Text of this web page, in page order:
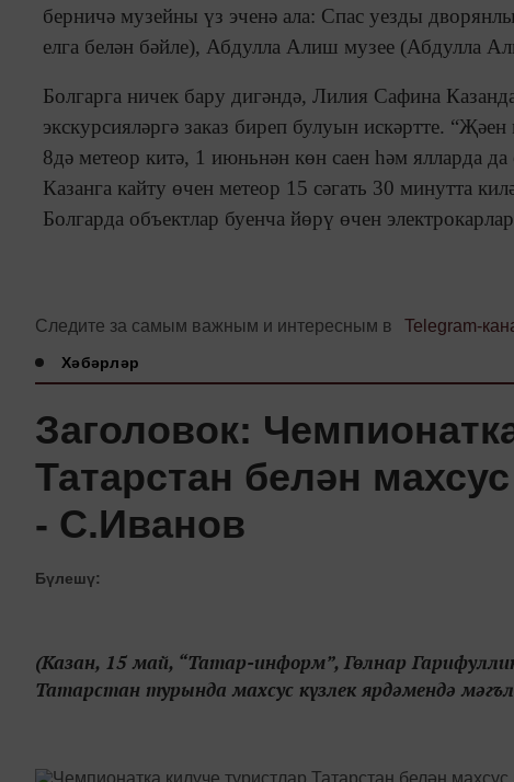
берничә музейны үз эченә ала: Спас уезды
елга белән бәйле), Абдулла Алиш музее (Абдулла
Болгарга ничек бару дигәндә, Лилия Сафина
экскурсияләргә заказ биреп булуын искәртте.
8дә метеор китә, 1 июньнән көн саен һәм ялларда да
Казанга кайту өчен метеор 15 сәгать 30 минутта
Болгарда объектлар буенча йөрү өчен
Следите за самым важным и интересным в Telegram-
Хәбәрләр
Заголовок:
Татарстан белән
- С.Иванов
Бүлешү:
(Казан, 15 май, “Татар-информ”, Гөлнар
Татарстан турында махсус күзлек ярдәмендә